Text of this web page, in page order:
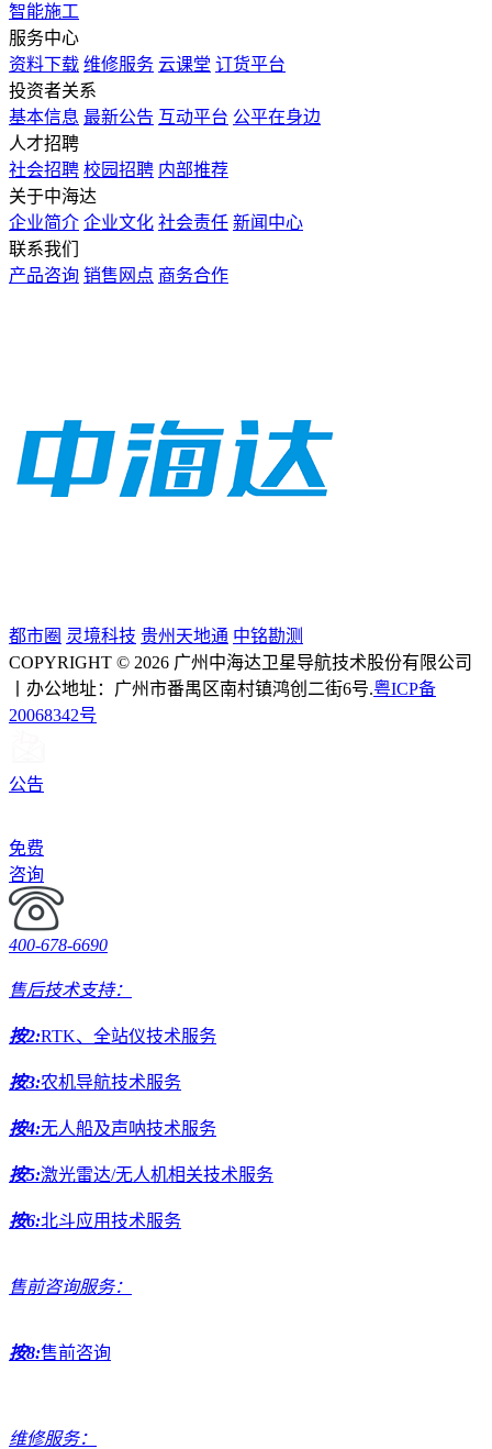
智能施工
服务中心
资料下载 维修服务 云课堂 订货平台
投资者关系
基本信息 最新公告 互动平台 公平在身边
人才招聘
社会招聘 校园招聘 内部推荐
关于中海达
企业简介 企业文化 社会责任 新闻中心
联系我们
产品咨询 销售网点 商务合作
都市圈 灵境科技 贵州天地通 中铭勘测
COPYRIGHT © 2026 广州中海达卫星导航技术股份有限公司
丨办公地址：广州市番禺区南村镇鸿创二街6号.粤ICP备
20068342号
公告
免费
咨询
400-678-6690
售后技术支持：
按2:RTK、全站仪技术服务
按3:农机导航技术服务
按4:无人船及声呐技术服务
按5:激光雷达/无人机相关技术服务
按6:北斗应用技术服务
售前咨询服务：
按8:售前咨询
维修服务：